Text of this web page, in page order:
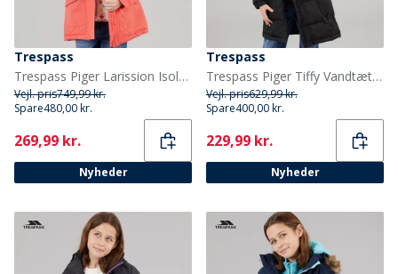
Trespass
Trespass Piger Larission Isoleret Vandtæt Parka Soft Orange
Vejl. pris749,99 kr.
Spare480,00 kr.
Current
269,99 kr.
Nyheder
Trespass
Trespass Piger Tiffy Vandtæt Lang Polstret Hættejakke Sort
Vejl. pris629,99 kr.
Spare400,00 kr.
Current
229,99 kr.
Nyheder